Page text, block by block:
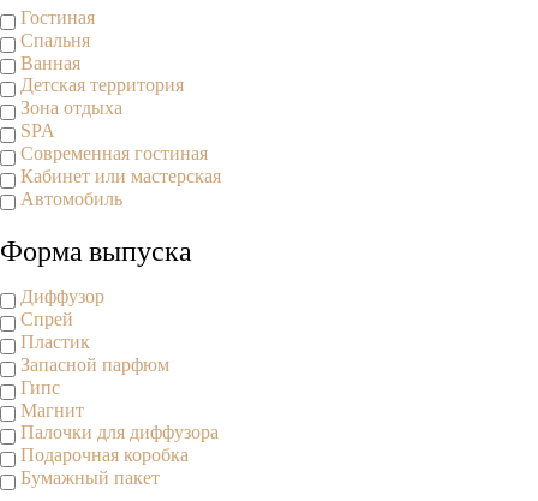
Гостиная
Спальня
Ванная
Детская территория
Зона отдыха
SPA
Современная гостиная
Кабинет или мастерская
Автомобиль
Форма выпуска
Диффузор
Спрей
Пластик
Запасной парфюм
Гипс
Магнит
Палочки для диффузора
Подарочная коробка
Бумажный пакет